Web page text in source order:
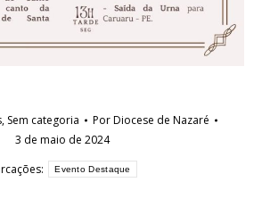
, Sem categoria PorDiocese de Nazaré
3 de maio de 2024
Evento Destaque